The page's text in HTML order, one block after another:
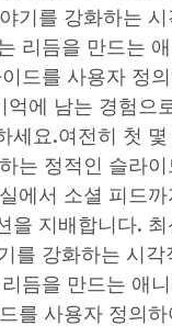
기를 강화하는
리듬을 만드는
드를 사용자 정
억에 남는 경험으
세요.여전히 첫
는 정적인 슬라
에서 소셜 피드
을 지배합니다.
를 강화하는 시각
듬을 만드는 애
를 사용자 정의